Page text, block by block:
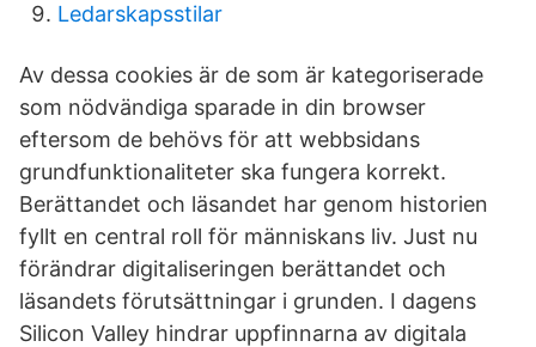
Ledarskapsstilar
Av dessa cookies är de som är kategoriserade
som nödvändiga sparade in din browser
eftersom de behövs för att webbsidans
grundfunktionaliteter ska fungera korrekt.
Berättandet och läsandet har genom historien
fyllt en central roll för människans liv. Just nu
förändrar digitaliseringen berättandet och
läsandets förutsättningar i grunden. I dagens
Silicon Valley hindrar uppfinnarna av digitala